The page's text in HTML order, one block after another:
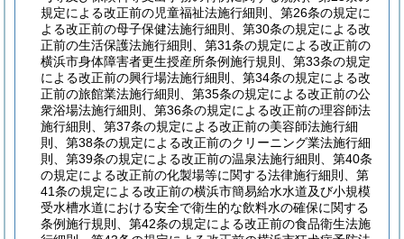
規定による改正前の児童福祉法施行細則、第26条の規定に
よる改正前の母子保健法施行細則、第30条の規定による改
正前の生活保護法施行細則、第31条の規定による改正前の
横浜市身体障害者更生授産所条例施行規則、第33条の規定
による改正前の興行場法施行細則、第34条の規定による改
正前の旅館業法施行細則、第35条の規定による改正前の公
衆浴場法施行細則、第36条の規定による改正前の理容師法
施行細則、第37条の規定による改正前の美容師法施行細
則、第38条の規定による改正前のクリーニング業法施行細
則、第39条の規定による改正前の温泉法施行細則、第40条
の規定による改正前の化製場等に関する法律施行細則、第
41条の規定による改正前の横浜市簡易給水水道及び小規模
受水槽水道における安全で衛生的な飲料水の確保に関する
条例施行規則、第42条の規定による改正前の食品衛生法施